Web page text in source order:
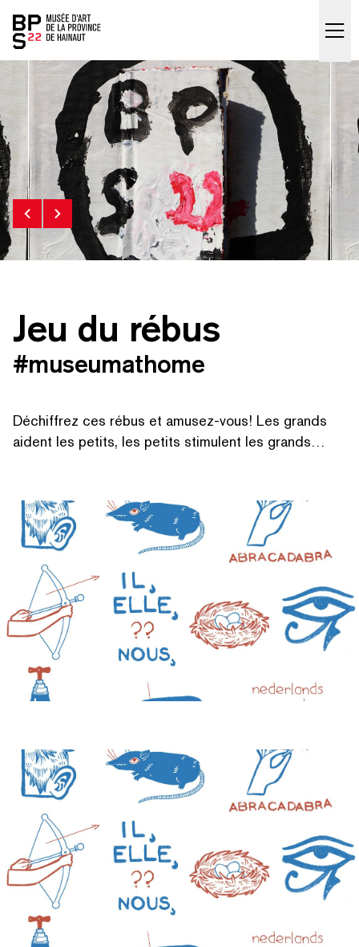
skip_to_content
RECHERCHER PAR MOTS-CLÉS
Accueil
Jeu du rébus
#museumathome
Déchiffrez ces rébus et amusez-vous! Les grands
aident les petits, les petits stimulent les grands…